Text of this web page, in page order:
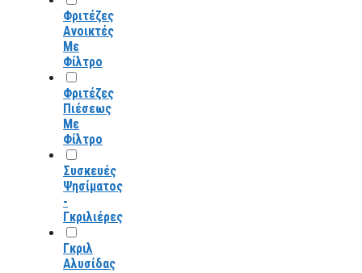
Φριτέζες
Ανοικτές
Με
Φίλτρο
Φριτέζες
Πιέσεως
Με
Φίλτρο
Συσκευές
Ψησίματος
-
Γκριλιέρες
Γκριλ
Αλυσίδας